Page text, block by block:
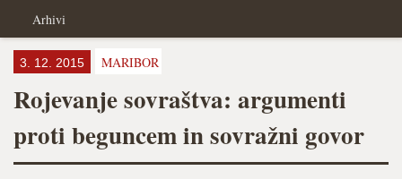
Arhivi
3. 12. 2015 MARIBOR
Rojevanje sovraštva: argumenti
proti beguncem in sovražni govor